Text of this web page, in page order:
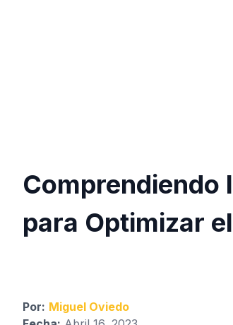
Comprendiendo
para Optimizar
Por: Miguel Oviedo